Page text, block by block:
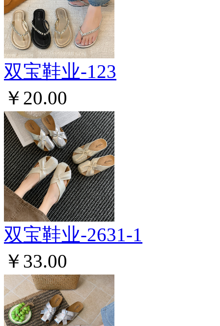
双宝鞋业-123
￥20.00
双宝鞋业-2631-1
￥33.00